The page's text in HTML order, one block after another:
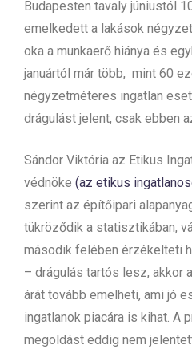
Budapesten tavaly júniustól
emelkedett a lakások
oka a munkaerő hiánya és
januártól már több, mint 60
négyzetméteres ingatlan
drágulást jelent, csak ebben
Sándor Viktória az Etikus
védnöke (az etikus
szerint az építőipari
tükröződik a statisztikában,
második felében érzékelteti
– drágulás tartós lesz, akkor
árát tovább emelheti, ami jó
ingatlanok piacára is kihat. A
megoldást eddig nem